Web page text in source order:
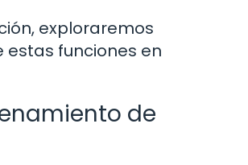
exploraremos
estas funciones en
de